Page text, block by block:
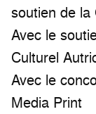
soutien de la
Avec le
Culturel
Avec le
Media Print